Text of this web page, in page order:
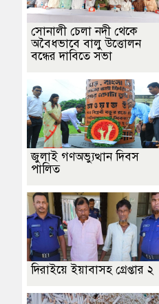
সোনালী চেলা নদী থেকে
অবৈধভাবে বালু উত্তোলন
বন্ধের দাবিতে সভা
জুলাই গণঅভ্যুত্থান দিবস
পালিত
দিরাইয়ে ইয়াবাসহ গ্রেপ্তার ২